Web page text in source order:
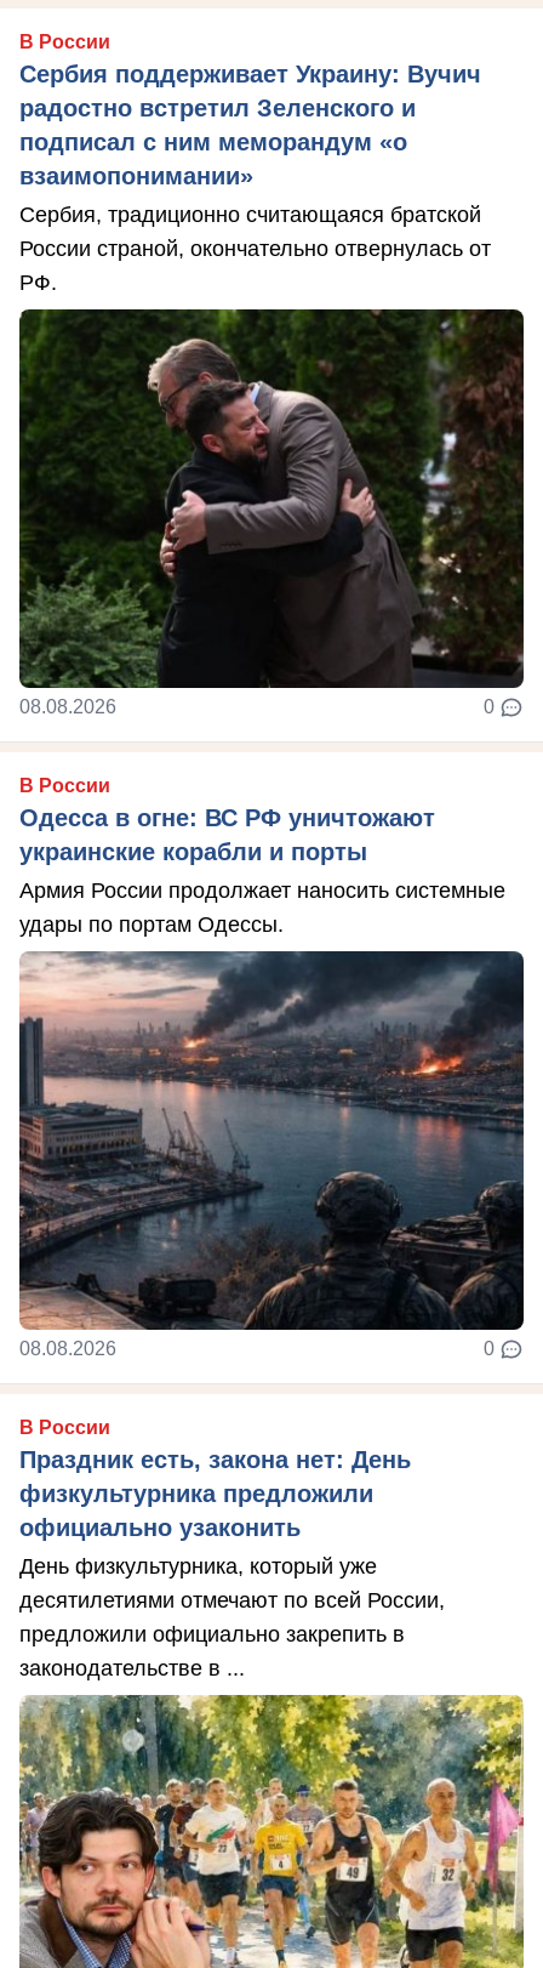
В России
Сербия поддерживает Украину: Вучич
радостно встретил Зеленского и
подписал с ним меморандум «о
взаимопонимании»
Сербия, традиционно считающаяся братской
России страной, окончательно отвернулась от
РФ.
08.08.2026 0
В России
Одесса в огне: ВС РФ уничтожают
украинские корабли и порты
Армия России продолжает наносить системные
удары по портам Одессы.
08.08.2026 0
В России
Праздник есть, закона нет: День
физкультурника предложили
официально узаконить
День физкультурника, который уже
десятилетиями отмечают по всей России,
предложили официально закрепить в
законодательстве в ...